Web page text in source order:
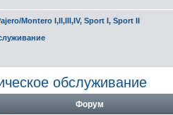
Montero I,II,III,IV, Sport I, Sport II
обслуживание
Форум